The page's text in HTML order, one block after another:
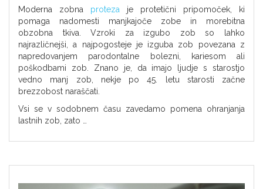
Moderna zobna proteza je protetični pripomoček, ki
pomaga nadomesti manjkajoče zobe in morebitna
obzobna tkiva. Vzroki za izgubo zob so lahko
najrazličnejši, a najpogosteje je izguba zob povezana z
napredovanjem parodontalne bolezni, kariesom ali
poškodbami zob. Znano je, da imajo ljudje s starostjo
vedno manj zob, nekje po 45. letu starosti začne
brezzobost naraščati.
Vsi se v sodobnem času zavedamo pomena ohranjanja
lastnih zob, zato …